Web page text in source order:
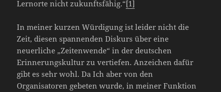
Lernorte nicht zukunftsfähig.“[1]
In meiner kurzen Würdigung ist leider nicht die
Zeit, diesen spannenden Diskurs über eine
neuerliche „Zeitenwende“ in der deutschen
Erinnerungskultur zu vertiefen. Anzeichen dafür
gibt es sehr wohl. Da Ich aber von den
Organisatoren gebeten wurde, in meiner Funktion